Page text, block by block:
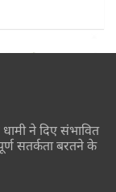
ने दिए संभावित
सतर्कता बरतने के